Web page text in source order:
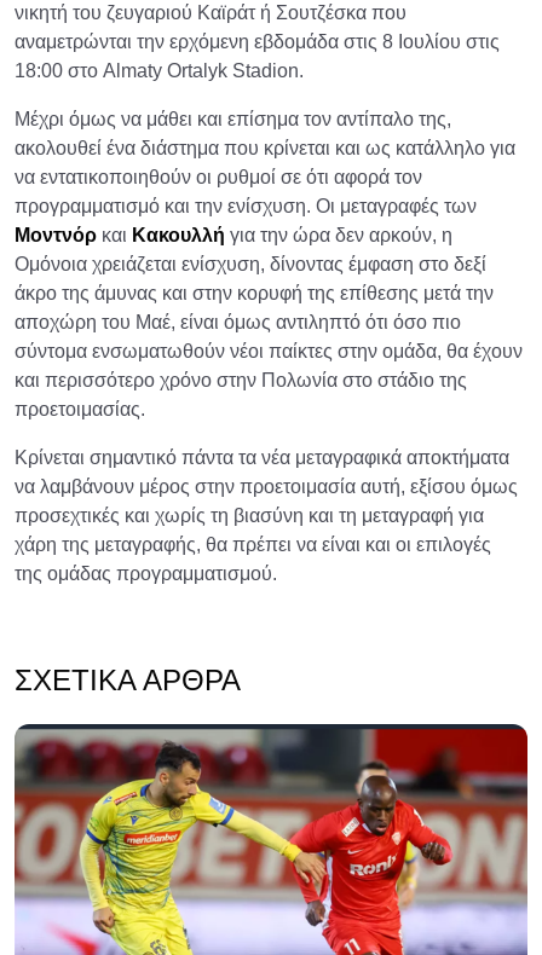
νικητή του ζευγαριού Καϊράτ ή Σουτζέσκα που
αναμετρώνται την ερχόμενη εβδομάδα στις 8 Ιουλίου στις
18:00 στο Almaty Ortalyk Stadion.
Μέχρι όμως να μάθει και επίσημα τον αντίπαλο της,
ακολουθεί ένα διάστημα που κρίνεται και ως κατάλληλο για
να εντατικοποιηθούν οι ρυθμοί σε ότι αφορά τον
προγραμματισμό και την ενίσχυση. Οι μεταγραφές των
Μοντνόρ και Κακουλλή για την ώρα δεν αρκούν, η
Ομόνοια χρειάζεται ενίσχυση, δίνοντας έμφαση στο δεξί
άκρο της άμυνας και στην κορυφή της επίθεσης μετά την
αποχώρη του Μαέ, είναι όμως αντιληπτό ότι όσο πιο
σύντομα ενσωματωθούν νέοι παίκτες στην ομάδα, θα έχουν
και περισσότερο χρόνο στην Πολωνία στο στάδιο της
προετοιμασίας.
Κρίνεται σημαντικό πάντα τα νέα μεταγραφικά αποκτήματα
να λαμβάνουν μέρος στην προετοιμασία αυτή, εξίσου όμως
προσεχτικές και χωρίς τη βιασύνη και τη μεταγραφή για
χάρη της μεταγραφής, θα πρέπει να είναι και οι επιλογές
της ομάδας προγραμματισμού.
ΣΧΕΤΙΚΆ ΆΡΘΡΑ